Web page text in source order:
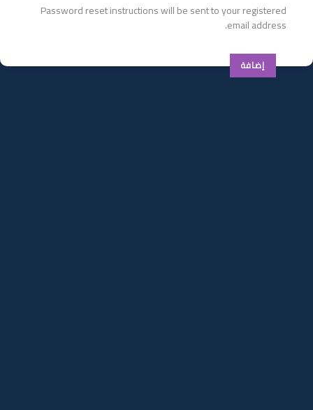
Password reset instructions will be sent to your registered
email address.